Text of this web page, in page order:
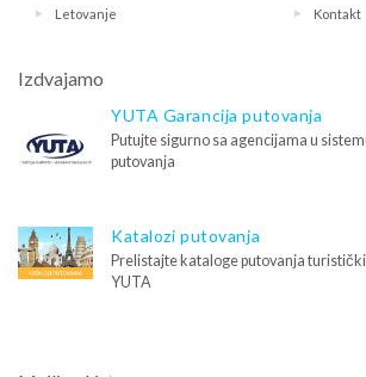
Letovanje Kontakt
Izdvajamo
YUTA Garancija putovanja
Putujte sigurno sa agencijama u
putovanja
Katalozi putovanja
Prelistajte kataloge putovanja
YUTA